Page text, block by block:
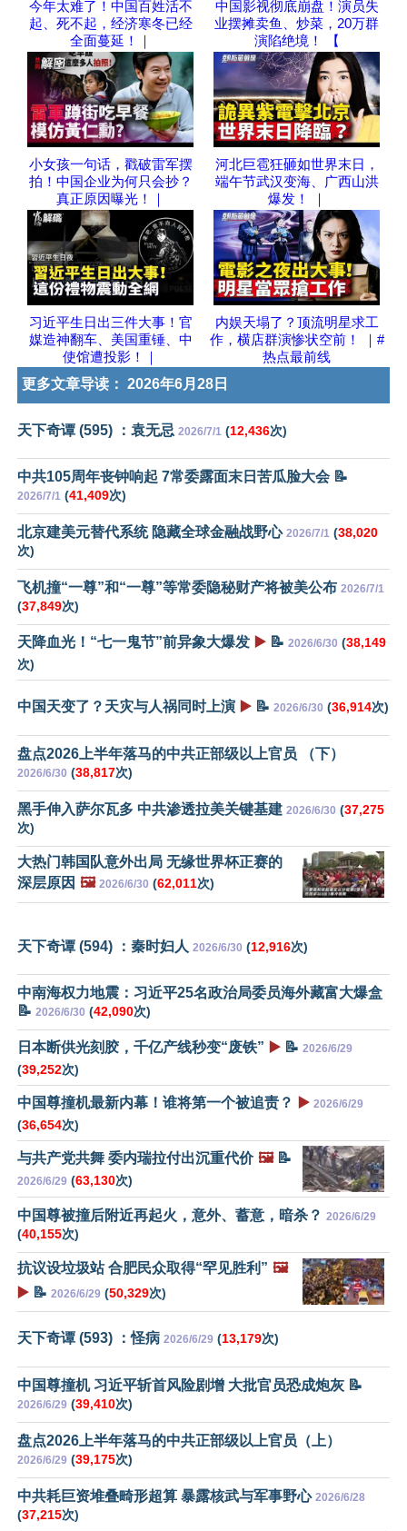
今年太难了！中国百姓活不
起、死不起，经济寒冬已经
全面蔓延！｜
中国影视彻底崩盘！演员失
业摆摊卖鱼、炒菜，20万群
演陷绝境！ 【
小女孩一句话，戳破雷军摆
拍！中国企业为何只会抄？
真正原因曝光！｜
河北巨雹狂砸如世界末日，
端午节武汉变海、广西山洪
爆发！ ｜
习近平生日出三件大事！官
媒造神翻车、美国重锤、中
使馆遭投影！｜
内娱天塌了？顶流明星求工
作，横店群演惨状空前！ ｜#
热点最前线
更多文章导读： 2026年6月28日
天下奇谭 (595) ：袁无忌 2026/7/1 (12,436次)
中共105周年丧钟响起 7常委露面末日苦瓜脸大会 📝
2026/7/1 (41,409次)
北京建美元替代系统 隐藏全球金融战野心 2026/7/1 (38,020
次)
飞机撞“一尊”和“一尊”等常委隐秘财产将被美公布 2026/7/1
(37,849次)
天降血光！“七一鬼节”前异象大爆发 ▶️ 📝 2026/6/30 (38,149
次)
中国天变了？天灾与人祸同时上演 ▶️ 📝 2026/6/30 (36,914次)
盘点2026上半年落马的中共正部级以上官员 （下）
2026/6/30 (38,817次)
黑手伸入萨尔瓦多 中共渗透拉美关键基建 2026/6/30 (37,275
次)
大热门韩国队意外出局 无缘世界杯正赛的
深层原因 🖼️ 2026/6/30 (62,011次)
天下奇谭 (594) ：秦时妇人 2026/6/30 (12,916次)
中南海权力地震：习近平25名政治局委员海外藏富大爆盒
📝 2026/6/30 (42,090次)
日本断供光刻胶，千亿产线秒变“废铁” ▶️ 📝 2026/6/29
(39,252次)
中国尊撞机最新内幕！谁将第一个被追责？ ▶️ 2026/6/29
(36,654次)
与共产党共舞 委内瑞拉付出沉重代价 🖼️📝
2026/6/29 (63,130次)
中国尊被撞后附近再起火，意外、蓄意，暗杀？ 2026/6/29
(40,155次)
抗议设垃圾站 合肥民众取得“罕见胜利” 🖼️
▶️ 📝 2026/6/29 (50,329次)
天下奇谭 (593) ：怪病 2026/6/29 (13,179次)
中国尊撞机 习近平斩首风险剧增 大批官员恐成炮灰 📝
2026/6/29 (39,410次)
盘点2026上半年落马的中共正部级以上官员（上）
2026/6/29 (39,175次)
中共耗巨资堆叠畸形超算 暴露核武与军事野心 2026/6/28
(37,215次)